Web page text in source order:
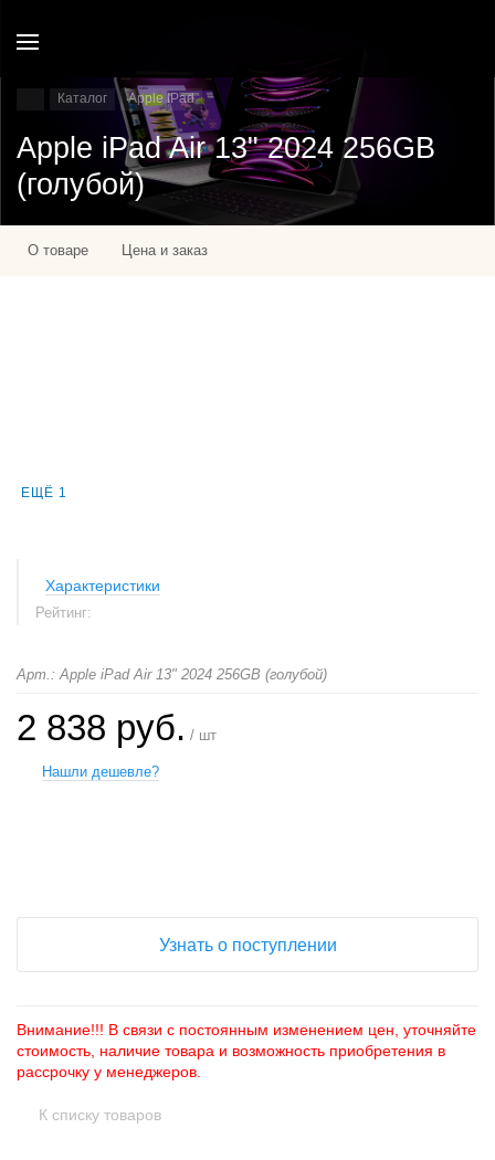
Каталог Apple IPad
Apple iPad Air 13" 2024 256GB
(голубой)
О товаре Цена и заказ
ЕЩЁ 1
Характеристики
Рейтинг:
Арт.: Apple iPad Air 13" 2024 256GB (голубой)
2 838 руб. / шт
Нашли дешевле?
Узнать о поступлении
Внимание!!! В связи с постоянным изменением цен, уточняйте
стоимость, наличие товара и возможность приобретения в
рассрочку у менеджеров.
К списку товаров